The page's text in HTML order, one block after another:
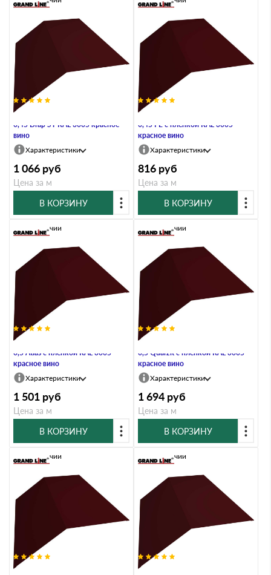
Планка конька плоского 190х190
0,45 Drap ST RAL 3005 красное
вино
Характеристики
1 066 руб
Цена за м
В КОРЗИНУ
Планка конька плоского 190х190
0,45 PE с пленкой RAL 3005
красное вино
Характеристики
816 руб
Цена за м
В КОРЗИНУ
Планка конька плоского 190х190
0,5 Atlas с пленкой RAL 3005
красное вино
В наличии
Характеристики
1 501 руб
Цена за м
В КОРЗИНУ
Планка конька плоского 190х190
0,5 Quarzit с пленкой RAL 3005
красное вино
В наличии
Характеристики
1 694 руб
Цена за м
В КОРЗИНУ
Планка конька плоского 190х190
В наличии
Планка конька плоского 190х190
В наличии